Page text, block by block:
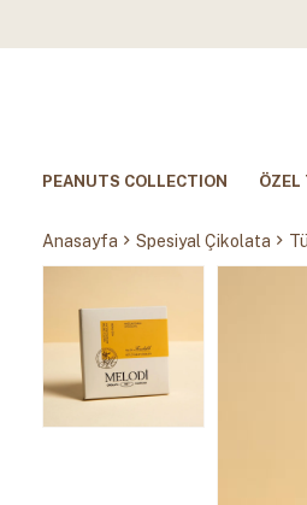
PEANUTS COLLECTION ÖZEL
Anasayfa Spesiyal Çikolata